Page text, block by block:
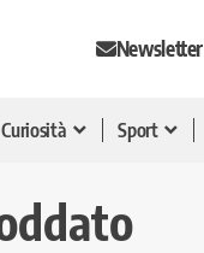
Newsletter
Curiosità Sport